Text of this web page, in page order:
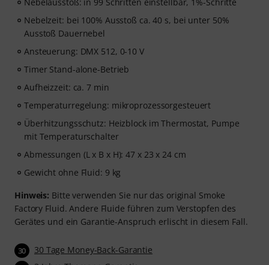
Nebelzeit: bei 100% Ausstoß ca. 40 s, bei unter 50%
Ausstoß Dauernebel
Ansteuerung: DMX 512, 0-10 V
Timer Stand-alone-Betrieb
Aufheizzeit: ca. 7 min
Temperaturregelung: mikroprozessorgesteuert
Überhitzungsschutz: Heizblock im Thermostat, Pumpe
mit Temperaturschalter
Abmessungen (L x B x H): 47 x 23 x 24 cm
Gewicht ohne Fluid: 9 kg
Hinweis: Bitte verwenden Sie nur das original Smoke
Factory Fluid. Andere Fluide führen zum Verstopfen des
Gerätes und ein Garantie-Anspruch erlischt in diesem Fall.
30 30 Tage Money-Back-Garantie